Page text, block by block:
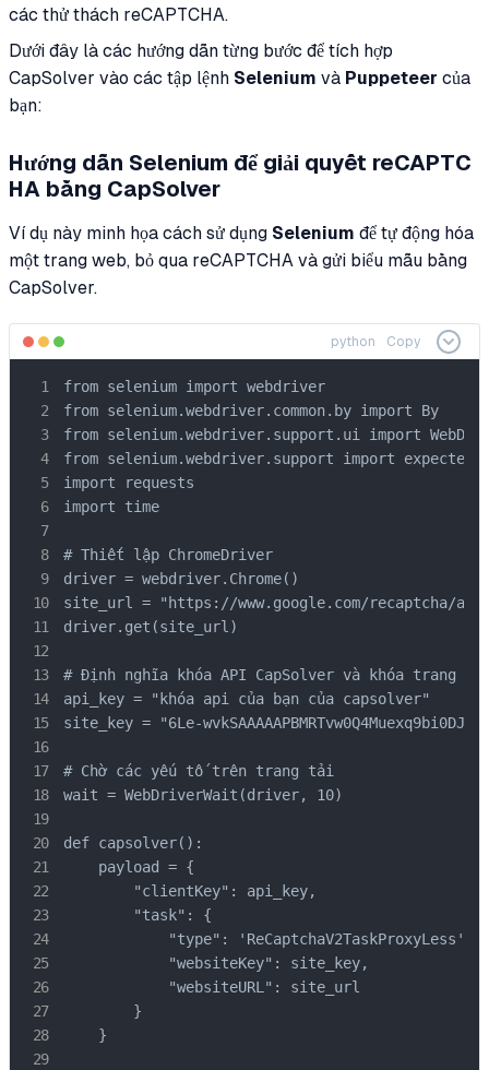
các thử thách reCAPTCHA.
Dưới đây là các hướng dẫn từng bước để tích hợp
CapSolver vào các tập lệnh Selenium và Puppeteer của
bạn:
Hướng dẫn Selenium để giải quyết reCAPTC
HA bằng CapSolver
Ví dụ này minh họa cách sử dụng Selenium để tự động hóa
một trang web, bỏ qua reCAPTCHA và gửi biểu mẫu bằng
CapSolver.
python Copy
from selenium import webdriver
from selenium.webdriver.common.by import By
from selenium.webdriver.support.ui import
from selenium.webdriver.support import
import requests
import time
# Thiết lập ChromeDriver
driver = webdriver.Chrome()
site_url = "https://www.google.com/recaptcha/
driver.get(site_url)
# Định nghĩa khóa API CapSolver và khóa trang web
api_key = "khóa api của bạn của capsolver"
site_key = "6Le-
# Chờ các yếu tố trên trang tải
wait = WebDriverWait(driver, 10)
def capsolver():
    payload = {
        "clientKey": api_key,
        "task": {
            "type": 'ReCaptchaV2TaskProxyLess',
            "websiteKey": site_key,
            "websiteURL": site_url
        }
    }